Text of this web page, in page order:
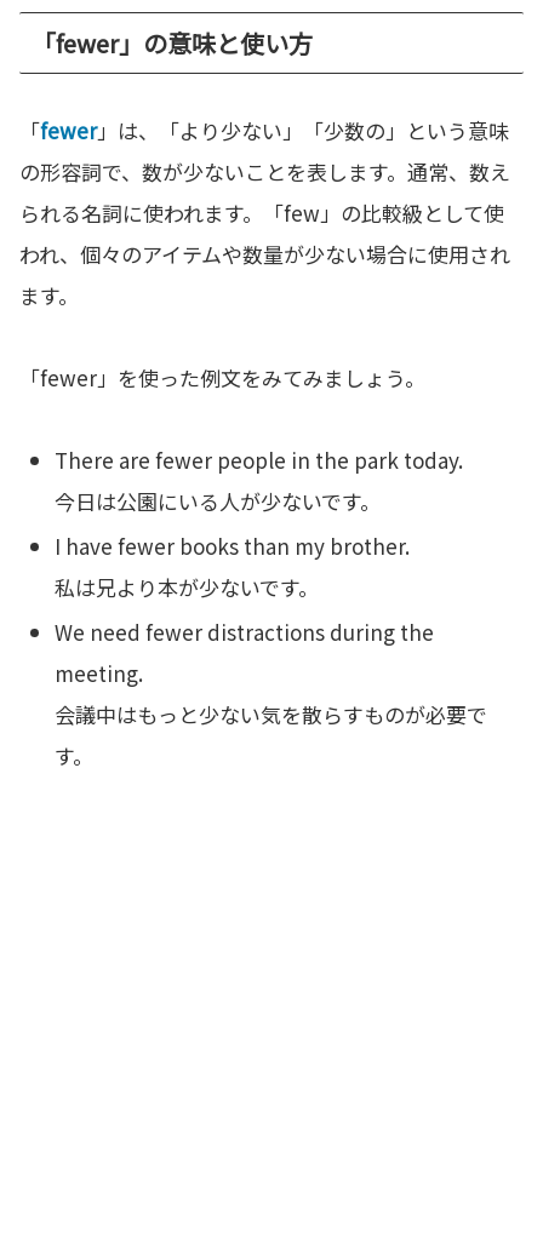
「fewer」の意味と使い方
「fewer」は、「より少ない」「少数の」という意味
の形容詞で、数が少ないことを表します。通常、数え
られる名詞に使われます。「few」の比較級として使
われ、個々のアイテムや数量が少ない場合に使用され
ます。
「fewer」を使った例文をみてみましょう。
There are fewer people in the park today.
今日は公園にいる人が少ないです。
I have fewer books than my brother.
私は兄より本が少ないです。
We need fewer distractions during the
meeting.
会議中はもっと少ない気を散らすものが必要で
す。